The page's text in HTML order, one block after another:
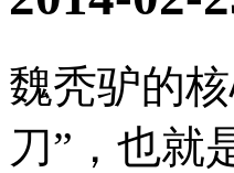
魏秃驴的
刀”，也就